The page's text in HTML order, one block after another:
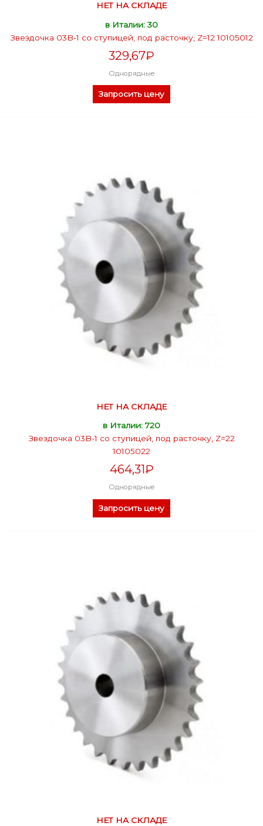
НЕТ НА СКЛАДЕ
в Италии: 30
Звездочка 03B-1 со ступицей, под расточку, Z=12 10105012
329,67₽
Однорядные
Запросить цену
НЕТ НА СКЛАДЕ
в Италии: 720
Звездочка 03B-1 со ступицей, под расточку, Z=22
10105022
464,31₽
Однорядные
Запросить цену
НЕТ НА СКЛАДЕ